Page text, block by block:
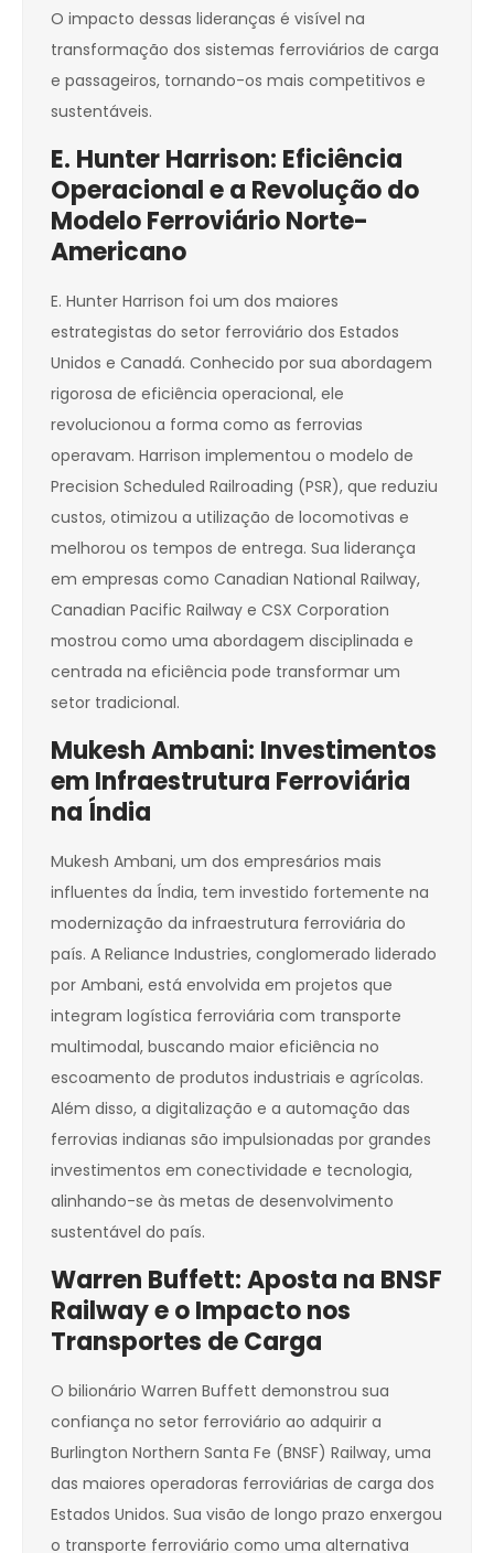
O impacto dessas lideranças é visível na
transformação dos sistemas ferroviários de carga
e passageiros, tornando-os mais competitivos e
sustentáveis.
E. Hunter Harrison: Eficiência
Operacional e a Revolução do
Modelo Ferroviário Norte-
Americano
E. Hunter Harrison foi um dos maiores
estrategistas do setor ferroviário dos Estados
Unidos e Canadá. Conhecido por sua abordagem
rigorosa de eficiência operacional, ele
revolucionou a forma como as ferrovias
operavam. Harrison implementou o modelo de
Precision Scheduled Railroading (PSR), que reduziu
custos, otimizou a utilização de locomotivas e
melhorou os tempos de entrega. Sua liderança
em empresas como Canadian National Railway,
Canadian Pacific Railway e CSX Corporation
mostrou como uma abordagem disciplinada e
centrada na eficiência pode transformar um
setor tradicional.
Mukesh Ambani: Investimentos
em Infraestrutura Ferroviária
na Índia
Mukesh Ambani, um dos empresários mais
influentes da Índia, tem investido fortemente na
modernização da infraestrutura ferroviária do
país. A Reliance Industries, conglomerado liderado
por Ambani, está envolvida em projetos que
integram logística ferroviária com transporte
multimodal, buscando maior eficiência no
escoamento de produtos industriais e agrícolas.
Além disso, a digitalização e a automação das
ferrovias indianas são impulsionadas por grandes
investimentos em conectividade e tecnologia,
alinhando-se às metas de desenvolvimento
sustentável do país.
Warren Buffett: Aposta na BNSF
Railway e o Impacto nos
Transportes de Carga
O bilionário Warren Buffett demonstrou sua
confiança no setor ferroviário ao adquirir a
Burlington Northern Santa Fe (BNSF) Railway, uma
das maiores operadoras ferroviárias de carga dos
Estados Unidos. Sua visão de longo prazo enxergou
o transporte ferroviário como uma alternativa